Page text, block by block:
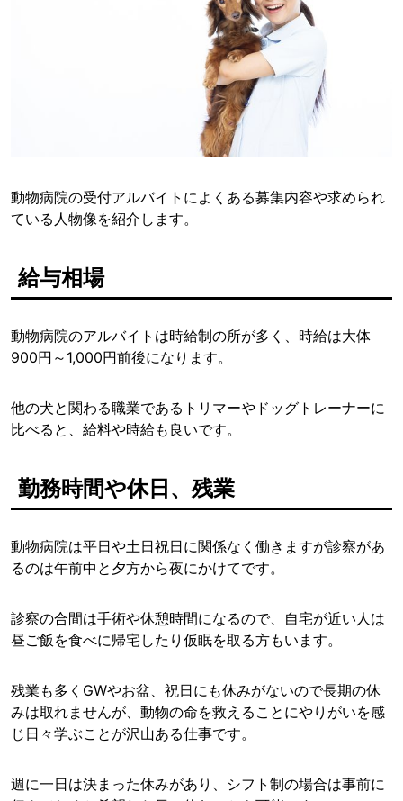
動物病院の受付アルバイトによくある募集内容や求められ
ている人物像を紹介します。
給与相場
動物病院のアルバイトは時給制の所が多く、時給は大体
900円～1,000円前後になります。
他の犬と関わる職業であるトリマーやドッグトレーナーに
比べると、給料や時給も良いです。
勤務時間や休日、残業
動物病院は平日や土日祝日に関係なく働きますが診察があ
るのは午前中と夕方から夜にかけてです。
診察の合間は手術や休憩時間になるので、自宅が近い人は
昼ご飯を食べに帰宅したり仮眠を取る方もいます。
残業も多くGWやお盆、祝日にも休みがないので長期の休
みは取れませんが、動物の命を救えることにやりがいを感
じ日々学ぶことが沢山ある仕事です。
週に一日は決まった休みがあり、シフト制の場合は事前に